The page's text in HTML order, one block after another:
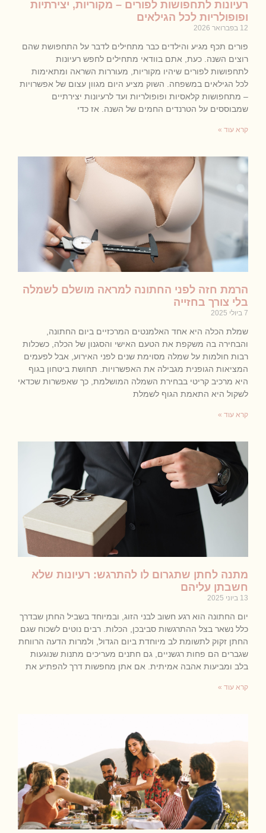
רעיונות לתחפושות לפורים – מקוריות, יצירתיות
ופופולריות לכל הגילאים
12 בפברואר 2026
פורים תכף מגיע והילדים כבר מתחילים לדבר על התחפושת שהם
רוצים השנה. כעת, אתם בוודאי מתחילים לחפש רעיונות
לתחפושות לפורים שיהיו מקוריות, מעוררות השראה ומתאימות
לכל הגילאים במשפחה. השוק מציע היום מגוון עצום של אפשרויות
– מתחפושות קלאסיות ופופולריות ועד לרעיונות יצירתיים
שמבוססים על הטרנדים החמים של השנה. אז כדי
קרא עוד »
הרמת חזה לפני החתונה למראה מושלם לשמלה
בלי צורך בחזייה
7 ביולי 2025
שמלת הכלה היא אחד האלמנטים המרכזיים ביום החתונה,
והבחירה בה משקפת את הטעם האישי והסגנון של הכלה, כשכלות
רבות חולמות על שמלה מסוימת שנים לפני האירוע, אבל לפעמים
המציאות הגופנית מגבילה את האפשרויות. תחושת ביטחון בגוף
היא מרכיב קריטי בבחירת השמלה המושלמת, כך שאפשרות שכדאי
לשקול היא התאמת הגוף לשמלת
קרא עוד »
מתנה לחתן שתגרום לו להתרגש: רעיונות שלא
חשבתן עליהם
13 ביוני 2025
יום החתונה הוא רגע חשוב לבני הזוג, ובמיוחד בשביל החתן שבדרך
כלל נשאר בצל ההתרגשות סביבכן, הכלות. רבים נוטים לשכוח שגם
החתן זקוק לתשומת לב מיוחדת ביום הגדול, ולמרות הדעה הרווחת
שגברים הם פחות רגשניים, גם חתנים מעריכים מתנות שנוגעות
בלב ומביעות אהבה אמיתית. אם אתן מחפשות דרך להפתיע את
קרא עוד »